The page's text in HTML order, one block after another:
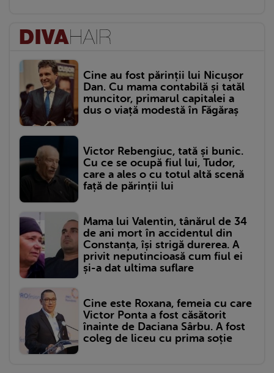
Cine au fost părinții lui Nicușor
Dan. Cu mama contabilă și tatăl
muncitor, primarul capitalei a
dus o viață modestă în Făgăraș
Victor Rebengiuc, tată și bunic.
Cu ce se ocupă fiul lui, Tudor,
care a ales o cu totul altă scenă
față de părinții lui
Mama lui Valentin, tânărul de 34
de ani mort în accidentul din
Constanța, își strigă durerea. A
privit neputincioasă cum fiul ei
și-a dat ultima suflare
Cine este Roxana, femeia cu care
Victor Ponta a fost căsătorit
înainte de Daciana Sârbu. A fost
coleg de liceu cu prima soție